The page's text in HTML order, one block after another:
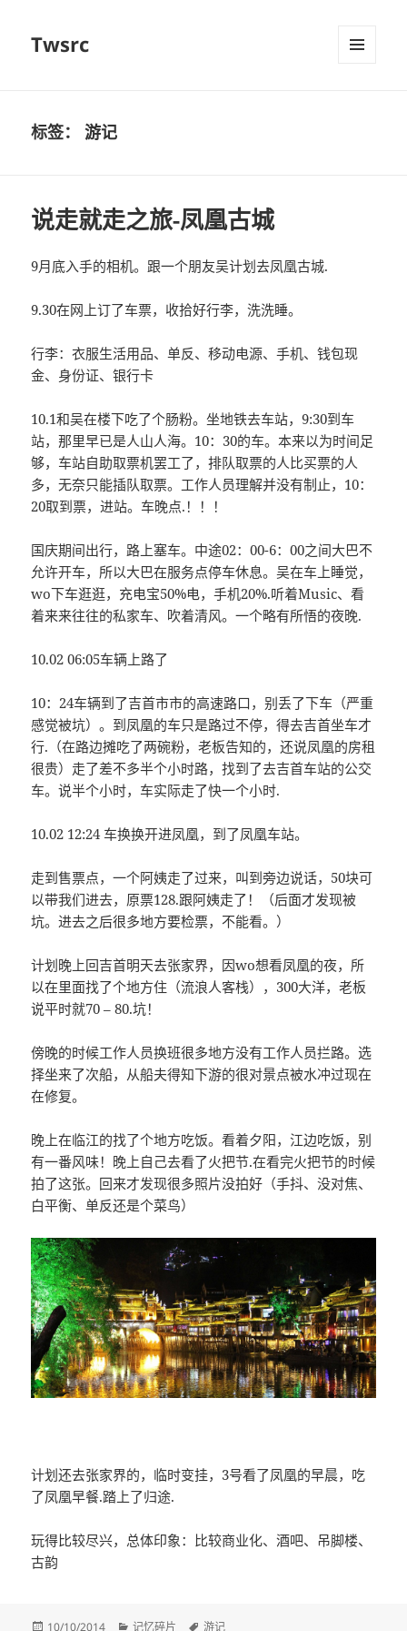
Twsrc
标签：游记
说走就走之旅-凤凰古城
9月底入手的相机。跟一个朋友吴计划去凤凰古城.
9.30在网上订了车票，收拾好行李，洗洗睡。
行李：衣服生活用品、单反、移动电源、手机、钱包现
金、身份证、银行卡
10.1和吴在楼下吃了个肠粉。坐地铁去车站，9:30到车
站，那里早已是人山人海。10：30的车。本来以为时间足
够，车站自助取票机罢工了，排队取票的人比买票的人
多，无奈只能插队取票。工作人员理解并没有制止，10：
20取到票，进站。车晚点.！！！
国庆期间出行，路上塞车。中途02：00-6：00之间大巴不
允许开车，所以大巴在服务点停车休息。吴在车上睡觉，
wo下车逛逛，充电宝50%电，手机20%.听着Music、看
着来来往往的私家车、吹着清风。一个略有所悟的夜晚.
10.02 06:05车辆上路了
10：24车辆到了吉首市市的高速路口，别丢了下车（严重
感觉被坑）。到凤凰的车只是路过不停，得去吉首坐车才
行.（在路边摊吃了两碗粉，老板告知的，还说凤凰的房租
很贵）走了差不多半个小时路，找到了去吉首车站的公交
车。说半个小时，车实际走了快一个小时.
10.02 12:24 车换换开进凤凰，到了凤凰车站。
走到售票点，一个阿姨走了过来，叫到旁边说话，50块可
以带我们进去，原票128.跟阿姨走了！（后面才发现被
坑。进去之后很多地方要检票，不能看。）
计划晚上回吉首明天去张家界，因wo想看凤凰的夜，所
以在里面找了个地方住（流浪人客栈），300大洋，老板
说平时就70 – 80.坑！
傍晚的时候工作人员换班很多地方没有工作人员拦路。选
择坐来了次船，从船夫得知下游的很对景点被水冲过现在
在修复。
晚上在临江的找了个地方吃饭。看着夕阳，江边吃饭，别
有一番风味！晚上自己去看了火把节.在看完火把节的时候
拍了这张。回来才发现很多照片没拍好（手抖、没对焦、
白平衡、单反还是个菜鸟）
计划还去张家界的，临时变挂，3号看了凤凰的早晨，吃
了凤凰早餐.踏上了归途.
玩得比较尽兴，总体印象：比较商业化、酒吧、吊脚楼、
古韵
发
10/10/2014 分
记忆碎片 标
游记